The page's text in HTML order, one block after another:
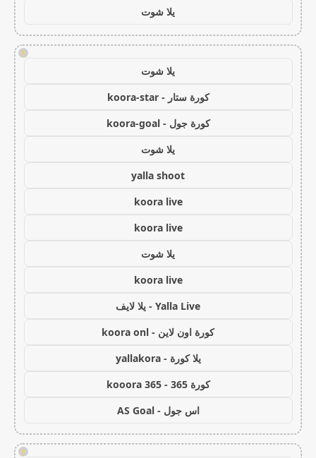
يلا شوت
!
يلا شوت
كورة ستار - koora-star
كورة جول - koora-goal
يلا شوت
yalla shoot
koora live
koora live
يلا شوت
koora live
Yalla Live - يلا لايف
كورة اون لاين - koora onl
يلا كورة - yallakora
كورة 365 - kooora 365
اس جول - AS Goal
!